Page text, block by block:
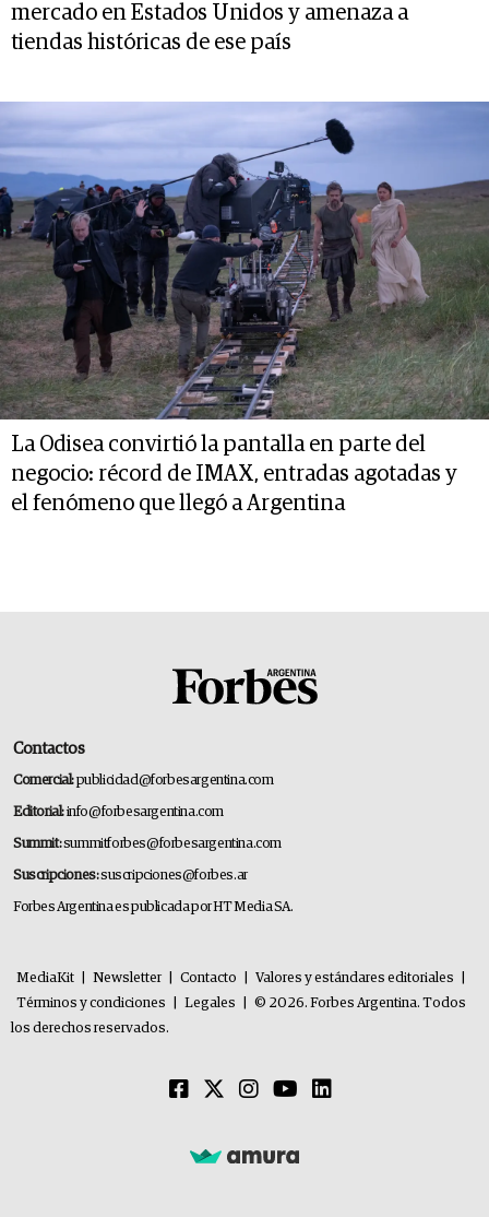
mercado en Estados Unidos y amenaza a
tiendas históricas de ese país
La Odisea convirtió la pantalla en parte del
negocio: récord de IMAX, entradas agotadas y
el fenómeno que llegó a Argentina
Contactos
Comercial:publicidad@forbesargentina.com
Editorial:info@forbesargentina.com
Summit:summitforbes@forbesargentina.com
Suscripciones:suscripciones@forbes.ar
Forbes Argentina es publicada por HT Media SA.
MediaKit Newsletter Contacto Valores y estándares editoriales
Términos y condiciones
Legales
© 2026. Forbes Argentina. Todos
los derechos reservados.